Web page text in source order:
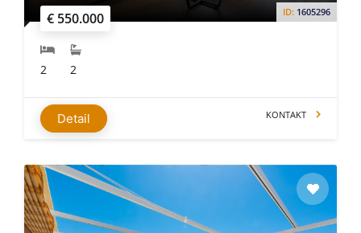
€ 550.000 ID: 1605296
2 2
Detail KONTAKT